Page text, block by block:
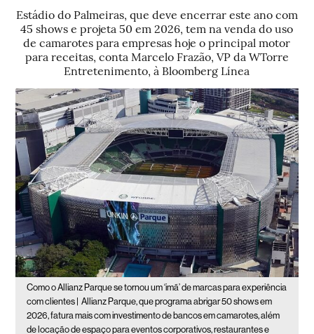
Estádio do Palmeiras, que deve encerrar este ano com
45 shows e projeta 50 em 2026, tem na venda do uso
de camarotes para empresas hoje o principal motor
para receitas, conta Marcelo Frazão, VP da WTorre
Entretenimento, à Bloomberg Línea
Como o Allianz Parque se tornou um ‘imã’ de marcas para experiência
com clientes |
Allianz Parque, que programa abrigar 50 shows em
2026, fatura mais com investimento de bancos em camarotes, além
de locação de espaço para eventos corporativos, restaurantes e